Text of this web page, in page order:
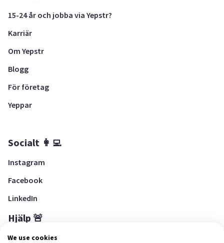
15-24 år och jobba via Yepstr?
Karriär
Om Yepstr
Blogg
För företag
Yeppar
Socialt 👩‍💻
Instagram
Facebook
LinkedIn
Hjälp 🚨
Hjälpcenter
We use cookies